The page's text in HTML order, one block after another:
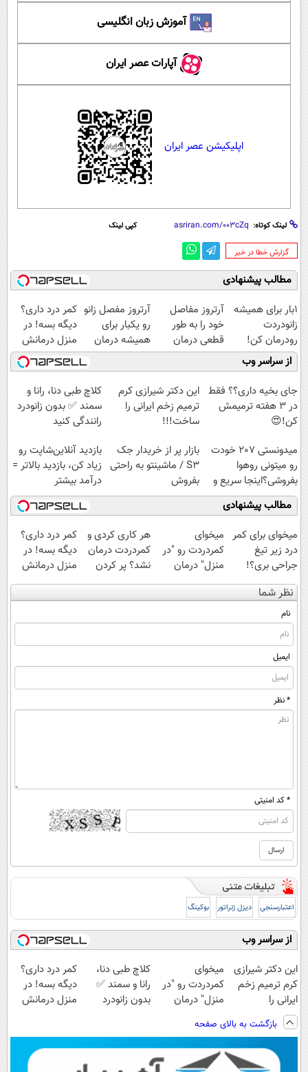
آموزش زبان انگلیسی
آپارات عصر ایران
اپلیکیشن عصر ایران
لینک کوتاه: کپی لینک
‌گزارش خطا در خبر
مطالب پیشنهادی
1بار برای همیشه
زانودردت
رودرمان کن!
(تکنولوژی آلمان)
◂پرسشنامه▸
آرتروز مفاصل
خود را به طور
قطعی درمان
کنید!
◗پرسش‌نامه◖
آرتروز مفصل زانو
رو یکبار برای
همیشه درمان
کن!
◗پرسش‌نامه◖
کمر درد داری؟
دیگه بسه! در
منزل درمانش
کن
(◀پرسش‌نامه)
از سراسر وب
جای بخیه داری؟؟ فقط
در 3 هفته ترمیمش
کن!😍
این دکتر شیرازی کرم
ترمیم زخم ایرانی را
ساخت!!!
کلاچ طبی دنا، رانا و
سمند ✅ بدون زانودرد
رانندگی کنید
میدونستی 207 خودت
رو میتونی روهوا
بفروشی؟اینجا سریع و
راحت بفروش
بازار پر از خریدار جک
S3 / ماشینتو به راحتی
بفروش
بازدید آنلاین‌شاپت رو
زیاد کن، بازدید بالاتر =
درآمد بیشتر
مطالب پیشنهادی
میخوای برای کمر
درد زیر تیغ
جراحی بری؟!
◗پرسش‌نامه رو
پر کن◖
میخوای
کمردردت رو "در
منزل" درمان
کنی؟ (◂فیلم +
◂پرسش‌نامه)
هر کاری کردی و
کمردردت درمان
نشد؟ پر کردن
پرسشنامه و
دریافت راه حل
کمر درد داری؟
دیگه بسه! در
منزل درمانش
کن
(◀پرسش‌نامه)
نظر شما
نام
ایمیل
* نظر
* کد امنیتی
اعتبارسنجی دیزل ژنراتور بوکینگ
از سراسر وب
این دکتر شیرازی
کرم ترمیم زخم
ایرانی را
ساخت!!!
میخوای
کمردردت رو "در
منزل" درمان
◂پرسش‌نامه)
کلاچ طبی دنا،
رانا و سمند ✅
بدون زانودرد
کمر درد داری؟
دیگه بسه! در
منزل درمانش
بازگشت به بالای صفحه